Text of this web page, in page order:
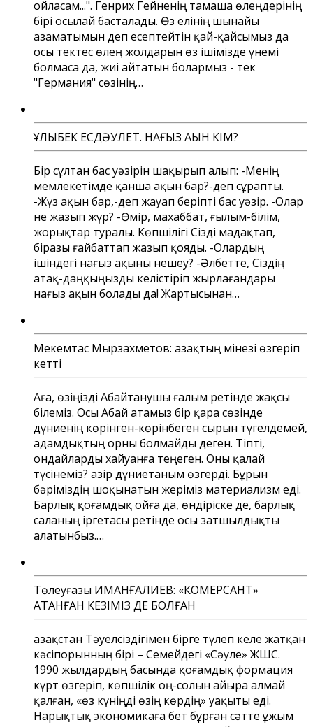
ойласам...". Генрих Гейненің тамаша өлеңдерінің
бірі осылай басталады. Өз елінің шынайы
азаматымын деп есептейтін қай-қайсымыз да
осы тектес өлең жолдарын өз ішімізде үнемі
болмаса да, жиі айтатын болармыз - тек
"Германия" сөзінің…
ҰЛЫҚБЕК ЕСДӘУЛЕТ. НАҒЫЗ АҚЫН КІМ?
Бір сұлтан бас уәзірін шақырып алып: -Менің
мемлекетімде қанша ақын бар?-деп сұрапты.
-Жүз ақын бар,-деп жауап беріпті бас уәзір. -Олар
не жазып жүр? -Өмір, махаббат, ғылым-білім,
жорықтар туралы. Көпшілігі Сізді мадақтап,
біразы ғайбаттап жазып қояды. -Олардың
ішіндегі нағыз ақыны нешеу? -Әлбетте, Сіздің
атақ-даңқыңызды келістіріп жырлағандары
нағыз ақын болады да! Жартысынан…
Мекемтас Мырзахметов: Қазақтың мінезі өзгеріп
кетті
Аға, өзіңізді Абайтанушы ғалым ретінде жақсы
білеміз. Осы Абай атамыз бір қара сөзінде
дүниенің көрінген-көрінбеген сырын түгелдемей,
адамдықтың орны болмайды деген. Тіпті,
ондайларды хайуанға теңеген. Оны қалай
түсінеміз? Қазір дүниетаным өзгерді. Бұрын
бәріміздің шоқынатын жеріміз материализм еді.
Барлық қоғамдық ойға да, өндіріске де, барлық
саланың іргетасы ретінде осы затшылдықты
алатынбыз.…
Төлеуғазы ИМАНҒАЛИЕВ: «КОМЕРСАНТ»
АТАНҒАН КЕЗІМІЗ ДЕ БОЛҒАН
Қазақстан Тәуелсіздігімен бірге түлеп келе жатқан
кәсіпорынның бірі – Семейдегі «Сәуле» ЖШС.
1990 жылдардың басында қоғамдық формация
күрт өзгеріп, көпшілік оң-солын айыра алмай
қалған, «өз күніңді өзің көрдің» уақыты еді.
Нарықтық экономикаға бет бұрған сәтте ұжым